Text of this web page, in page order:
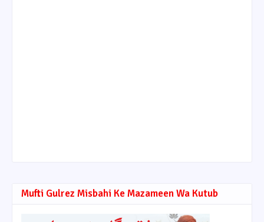
Mufti Gulrez Misbahi Ke Mazameen Wa Kutub